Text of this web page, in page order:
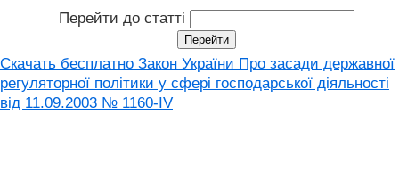
Перейти до статті
Скачать бесплатно Закон України Про засади державної
регуляторної політики у сфері господарської діяльності
від 11.09.2003 № 1160-IV